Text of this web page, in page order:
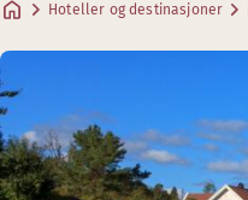
Hoteller og destinasjoner